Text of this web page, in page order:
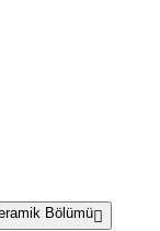
Bölümü